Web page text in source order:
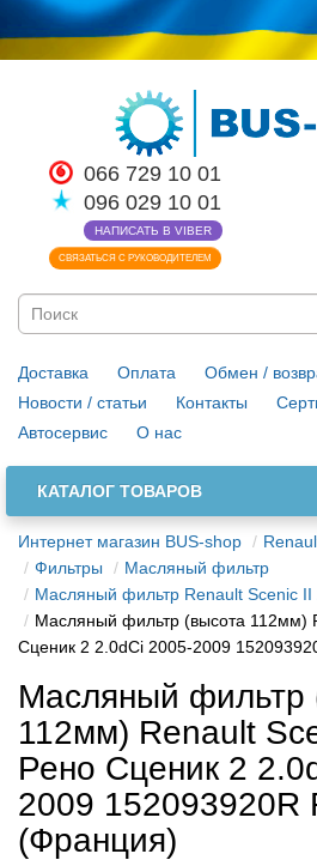
066 729 10 01
096 029 10 01
НАПИСАТЬ В VIBER
СВЯЗАТЬСЯ С РУКОВОДИТЕЛЕМ
Доставка Оплата Обмен /
Новости / статьи
Контакты
Автосервис
О нас
КАТАЛОГ ТОВАРОВ
Интернет магазин BUS-shop
Фильтры
Масляный фильтр
Масляный фильтр Renault Scenic
Масляный фильтр (высота 112мм)
Сценик 2 2.0dCi 2005-2009
Масляный фильтр
112мм) Renault
Рено Сценик 2
2009 152093920R
(Франция)